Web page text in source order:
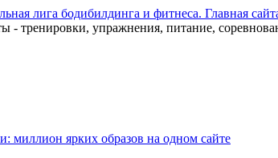
миллион ярких образов на одном сайте